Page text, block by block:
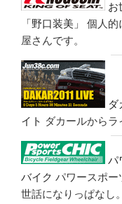
お
「野口装美」
個人的
屋さんです。
ダ
イト ダカールから
パ
バイク パワースポ
世話になりっぱなし